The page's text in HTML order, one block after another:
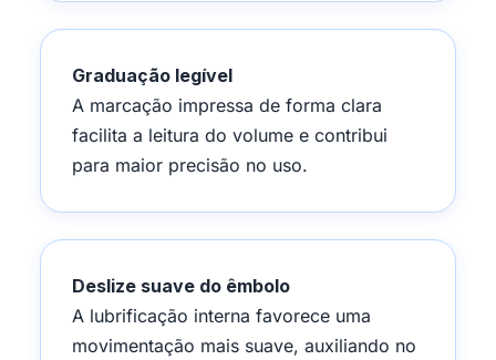
Graduação legível
A marcação impressa de forma clara
facilita a leitura do volume e contribui
para maior precisão no uso.
Deslize suave do êmbolo
A lubrificação interna favorece uma
movimentação mais suave, auxiliando no